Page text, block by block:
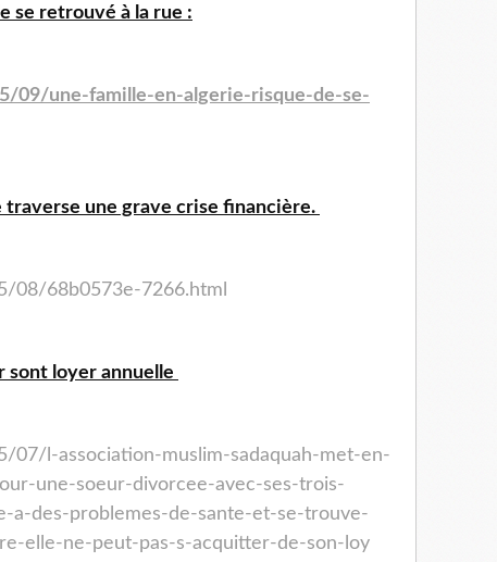
se retrouvé à la rue :
09/une-famille-en-algerie-risque-de-se-
une grave crise financière.
08/68b0573e-7266.html
sont loyer annuelle
07/l-association-muslim-sadaquah-met-en-
une-soeur-divorcee-avec-ses-trois-
a-des-problemes-de-sante-et-se-trouve-
elle-ne-peut-pas-s-acquitter-de-son-loy